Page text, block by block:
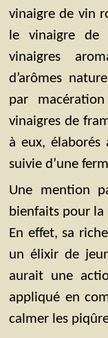
vinaigre de vin
le vinaigre
vinaigres
d’arômes
par
vinaigres de
à eux,
suivie d’une
Une mention
bienfaits pour la
En effet, sa
un élixir de
aurait une
appliqué en
calmer les